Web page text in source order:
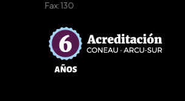
Fax: 130